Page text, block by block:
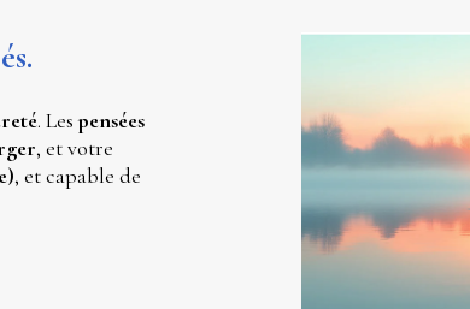
. Les
pensées